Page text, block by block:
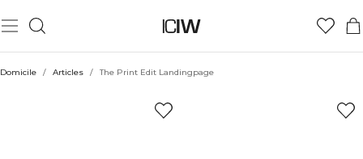
Domicile / Articles / The Print Edit Landingpage